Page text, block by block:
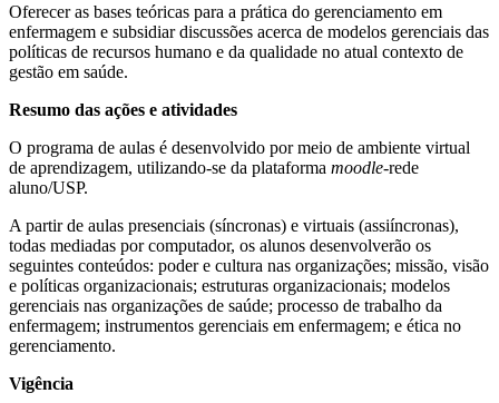
Oferecer as bases teóricas para a prática do gerenciamento em
enfermagem e subsidiar discussões acerca de modelos gerenciais das
políticas de recursos humano e da qualidade no atual contexto de
gestão em saúde.
Resumo das ações e atividades
O programa de aulas é desenvolvido por meio de ambiente virtual
de aprendizagem, utilizando-se da plataforma moodle-rede
aluno/USP.
A partir de aulas presenciais (síncronas) e virtuais (assiíncronas),
todas mediadas por computador, os alunos desenvolverão os
seguintes conteúdos: poder e cultura nas organizações; missão, visão
e políticas organizacionais; estruturas organizacionais; modelos
gerenciais nas organizações de saúde; processo de trabalho da
enfermagem; instrumentos gerenciais em enfermagem; e ética no
gerenciamento.
Vigência